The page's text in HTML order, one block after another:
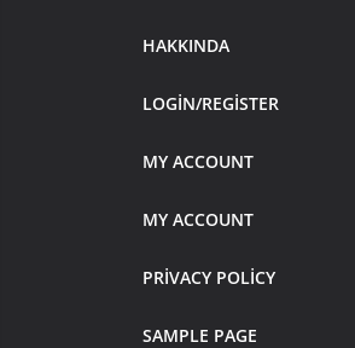
HAKKINDA
LOGIN/REGISTER
MY ACCOUNT
MY ACCOUNT
PRIVACY POLICY
SAMPLE PAGE